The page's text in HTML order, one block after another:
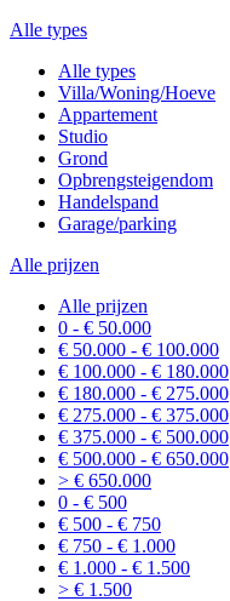
Alle types
Alle types
Villa/Woning/Hoeve
Appartement
Studio
Grond
Opbrengsteigendom
Handelspand
Garage/parking
Alle prijzen
Alle prijzen
0 - € 50.000
€ 50.000 - € 100.000
€ 100.000 - € 180.000
€ 180.000 - € 275.000
€ 275.000 - € 375.000
€ 375.000 - € 500.000
€ 500.000 - € 650.000
> € 650.000
0 - € 500
€ 500 - € 750
€ 750 - € 1.000
€ 1.000 - € 1.500
> € 1.500